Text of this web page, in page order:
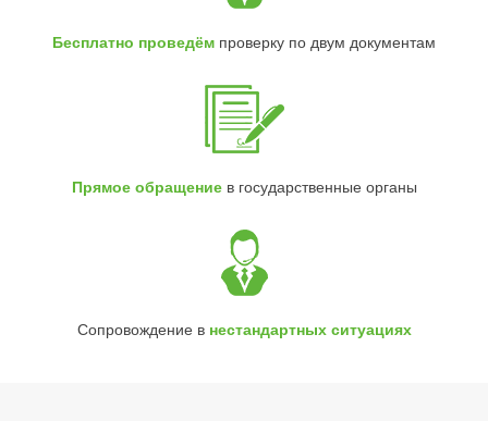
Бесплатно проведём проверку по двум документам
Прямое обращениев государственные органы
Сопровождение в нестандартных ситуациях